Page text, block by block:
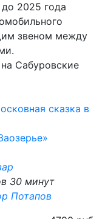
2025 года
звеном между
Сабуровские
30 минут
Потапов